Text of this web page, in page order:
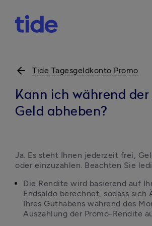
arrow_back Tide Tagesgeldkonto Promo
Kann ich während
Geld abheben?
Ja. Es steht Ihnen jederzeit frei,
oder einzuzahlen. Beachten Sie
Die Rendite wird basierend auf
Endsaldo berechnet, sodass sich
Ihres Guthabens während des
Auszahlung der Promo-Rendite